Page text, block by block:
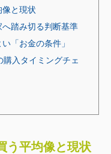
像と現状
へ踏み切る判断基準
「お金の条件」
購入タイミングチェ
う平均像と現状